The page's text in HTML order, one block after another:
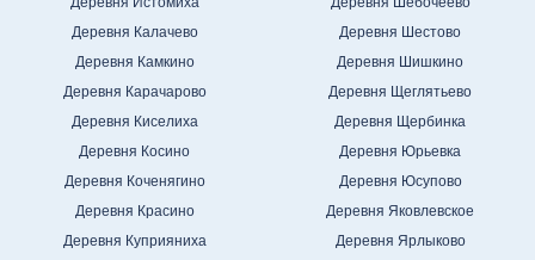
Деревня Калачево
Деревня Камкино
Деревня Карачарово
Деревня Киселиха
Деревня Косино
Деревня Коченягино
Деревня Красино
Деревня Куприяниха
Деревня Шестово
Деревня Шишкино
Деревня Щеглятьево
Деревня Щербинка
Деревня Юрьевка
Деревня Юсупово
Деревня Яковлевское
Деревня Ярлыково